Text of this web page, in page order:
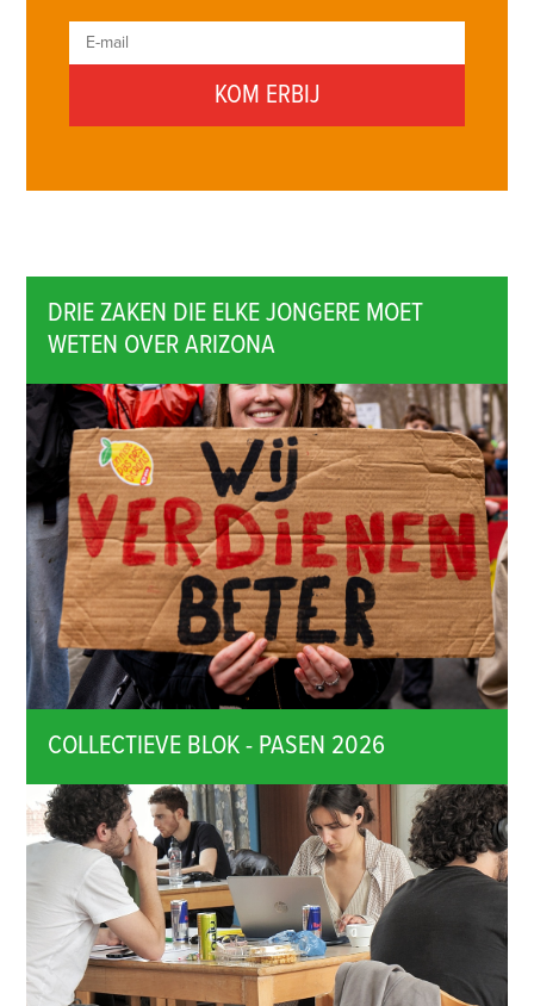
DRIE ZAKEN DIE ELKE JONGERE MOET
WETEN OVER ARIZONA
COLLECTIEVE BLOK - PASEN 2026